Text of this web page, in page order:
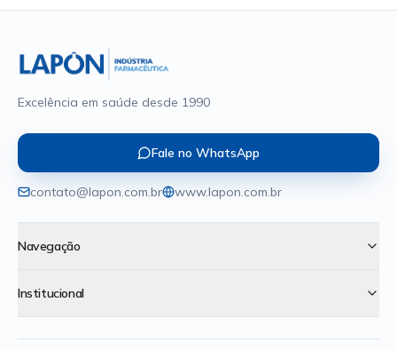
Excelência em saúde desde 1990
Fale no WhatsApp
contato@lapon.com.br www.lapon.com.br
Navegação
Institucional